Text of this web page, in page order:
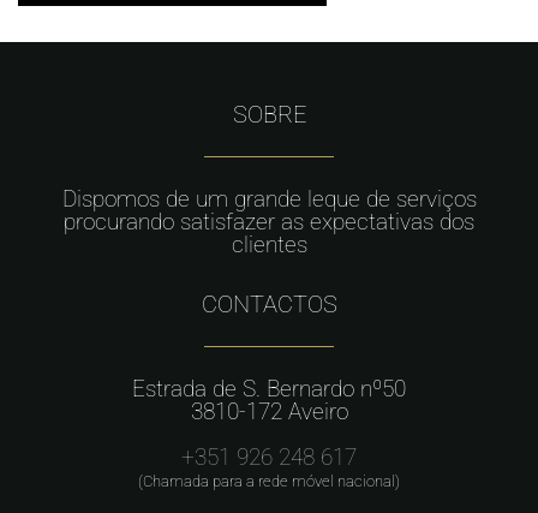
SOBRE
Dispomos de um grande leque de serviços
procurando satisfazer as expectativas dos
clientes
CONTACTOS
Estrada de S. Bernardo nº50
3810-172 Aveiro
+351 926 248 617
(Chamada para a rede móvel nacional)